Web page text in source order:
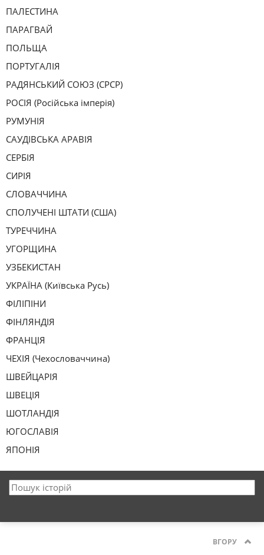
ПАЛЕСТИНА
ПАРАГВАЙ
ПОЛЬЩА
ПОРТУГАЛІЯ
РАДЯНСЬКИЙ СОЮЗ (СРСР)
РОСІЯ (Російська імперія)
РУМУНІЯ
САУДІВСЬКА АРАВІЯ
СЕРБІЯ
СИРІЯ
СЛОВАЧЧИНА
СПОЛУЧЕНІ ШТАТИ (США)
ТУРЕЧЧИНА
УГОРЩИНА
УЗБЕКИСТАН
УКРАЇНА (Київська Русь)
ФІЛІПІНИ
ФІНЛЯНДІЯ
ФРАНЦІЯ
ЧЕХІЯ (Чехословаччина)
ШВЕЙЦАРІЯ
ШВЕЦІЯ
ШОТЛАНДІЯ
ЮГОСЛАВІЯ
ЯПОНІЯ
ВГОРУ